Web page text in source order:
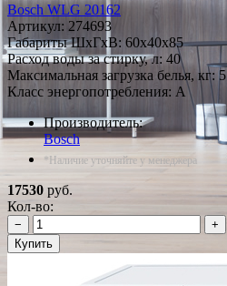
Bosch WLG 20162
Артикул: 274693
Габариты ШxГxВ: 60x40x85
Расход воды за стирку, л: 40
Максимальная загрузка белья, кг: 5
Класс энергопотребления: A
Производитель:
Bosch
*Наличие уточняйте у менеджера
17530 руб.
Кол-во:
−
+
Купить